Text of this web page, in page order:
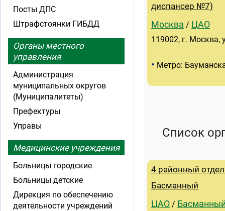
диспансер №7)
Москва / ЦАО
119002, г. Москва,
• Метро:
Список
4 районный
Басманный
ЦАО /
Посты ДПС
Штрафстоянки ГИБДД
Органы местного
управления
Администрация
муниципальных округов
(Муниципалитеты)
Префектуры
Управы
Медицинские учреждения
Больницы городские
Больницы детские
Дирекция по обеспечению
деятельности учреждений